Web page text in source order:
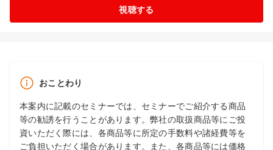
視聴する
おことわり
本案内に記載のセミナーでは、セミナーでご紹介する商品
等の勧誘を行うことがあります。弊社の取扱商品等にご投
資いただく際には、各商品等に所定の手数料や諸経費等を
ご負担いただく場合があります。また、各商品等には価格